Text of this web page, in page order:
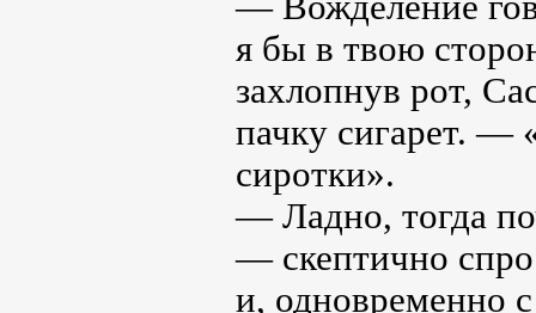
я бы в твою
захлопнув рот,
пачку сигарет. —
сиротки».
— Ладно, тогда
— скептично
и, одновременно